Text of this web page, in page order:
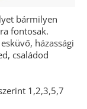
bármilyen
fontosak.
házassági
családod
1,2,3,5,7